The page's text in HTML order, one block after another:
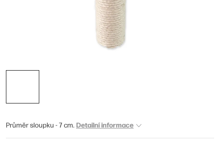
Průměr sloupku - 7 cm. Detailní informace